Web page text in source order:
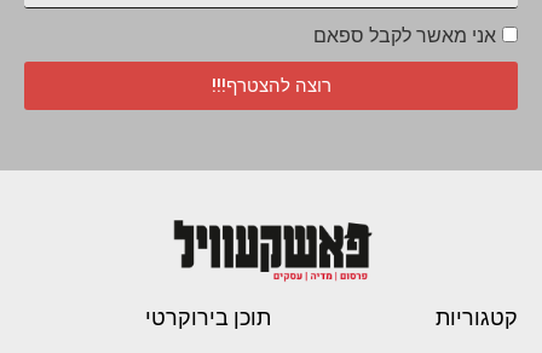
אני מאשר לקבל ספאם
רוצה להצטרף!!!
קטגוריות תוכן בירוקרטי